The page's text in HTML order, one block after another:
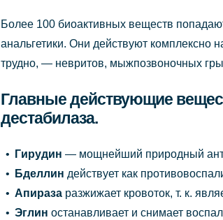
Более 100 биоактивных веществ
анальгетики. Они действуют комплексно
трудно, — невритов, мыжпозвоночных
Главные действующие
дестабилаза.
Гирудин — мощнейший природный
Бделлин действует как
Апираза разжижает кровоток, т. к.
Эглин останавливает и снимает